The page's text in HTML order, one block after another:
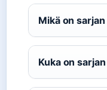
Mikä on
Kuka on